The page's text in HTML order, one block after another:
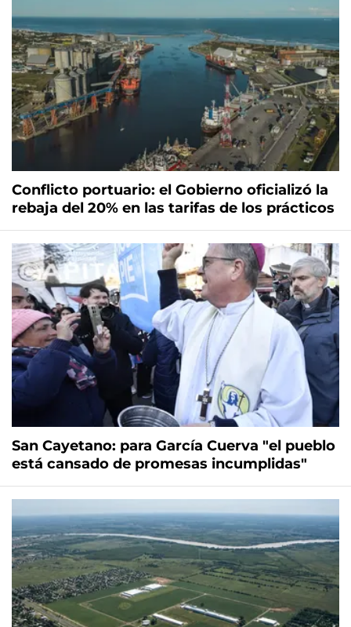
Conflicto portuario: el Gobierno oficializó la
rebaja del 20% en las tarifas de los prácticos
San Cayetano: para García Cuerva "el pueblo
está cansado de promesas incumplidas"